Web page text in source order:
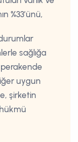
%33’ünü,
sağlığa
uygun
şirketin